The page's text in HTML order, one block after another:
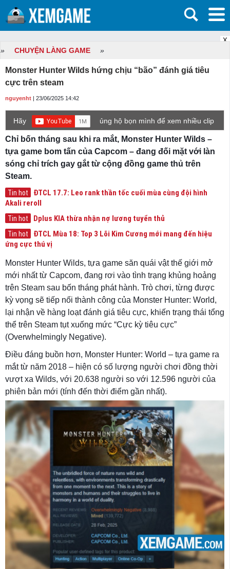
X
» CHUYỆN LÀNG GAME »
Monster Hunter Wilds hứng chịu “bão” đánh giá tiêu
cực trên steam
nguyenht | 23/06/2025 14:42
Hãy
ủng hộ bọn mình để xem nhiều clip
game mới hơn nhé!
Chỉ bốn tháng sau khi ra mắt, Monster Hunter Wilds –
tựa game bom tấn của Capcom – đang đối mặt với làn
sóng chỉ trích gay gắt từ cộng đồng game thủ trên
Steam.
Tin hot
ĐTCL 17.7: Leo rank thần tốc cuối mùa cùng đội hình
Akali reroll
Tin hot Dplus KIA thừa nhận nợ lương tuyển thủ
Tin hot
ĐTCL Mùa 18: Top 3 Lõi Kim Cương mới mang đến hiệu
ứng cực thú vị
Monster Hunter Wilds, tựa game săn quái vật thế giới mở
mới nhất từ Capcom, đang rơi vào tình trạng khủng hoảng
trên Steam sau bốn tháng phát hành. Trò chơi, từng được
kỳ vọng sẽ tiếp nối thành công của Monster Hunter: World,
lại nhận về hàng loạt đánh giá tiêu cực, khiến trạng thái tổng
thể trên Steam tụt xuống mức “Cực kỳ tiêu cực”
(Overwhelmingly Negative).
Điều đáng buồn hơn, Monster Hunter: World – tựa game ra
mắt từ năm 2018 – hiện có số lượng người chơi đồng thời
vượt xa Wilds, với 20.638 người so với 12.596 người của
phiên bản mới (tính đến thời điểm gần nhất).